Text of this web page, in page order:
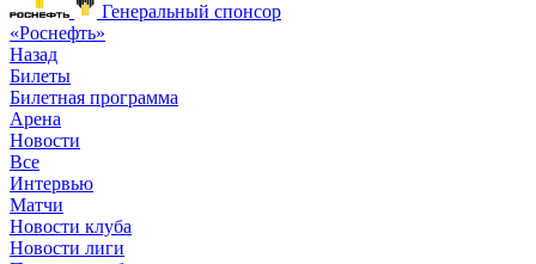
Генеральный спонсор
«Роснефть»
Назад
Билеты
Билетная программа
Арена
Новости
Все
Интервью
Матчи
Новости клуба
Новости лиги